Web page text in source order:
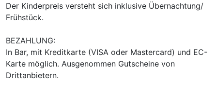
Der Kinderpreis versteht sich inklusive Übernachtung/
Frühstück.
BEZAHLUNG:
In Bar, mit Kreditkarte (VISA oder Mastercard) und EC-
Karte möglich. Ausgenommen Gutscheine von
Drittanbietern.